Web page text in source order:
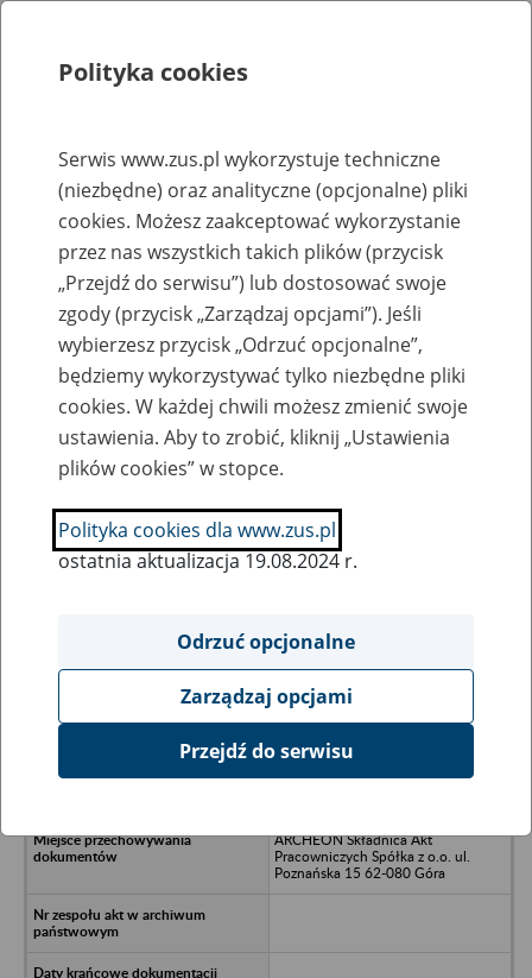
Rejestry, ewidencje i archiwa
Baza zlikwidowanych lub
przekształconych zakładów pracy
Nazwa zakładu pracy:
SZUKAJ
Ukryj wszystkie pozycje bazy
GF Spółka z o.o. - Poznań, ul.
ARCHEON Składnica Akt
Pracowniczych Spółka z o.o. ul.
Poznańska 15 62-080 Góra
Polityka cookies
Serwis www.zus.pl wykorzystuje techniczne
(niezbędne) oraz analityczne (opcjonalne) pliki
cookies. Możesz zaakceptować wykorzystanie
przez nas wszystkich takich plików (przycisk
„Przejdź do serwisu”) lub dostosować swoje
zgody (przycisk „Zarządzaj opcjami”). Jeśli
wybierzesz przycisk „Odrzuć opcjonalne”,
będziemy wykorzystywać tylko niezbędne pliki
cookies. W każdej chwili możesz zmienić swoje
ustawienia. Aby to zrobić, kliknij „Ustawienia
plików cookies” w stopce.
Polityka cookies dla www.zus.pl
ostatnia aktualizacja 19.08.2024 r.
Odrzuć opcjonalne
Zarządzaj opcjami
Przejdź do serwisu